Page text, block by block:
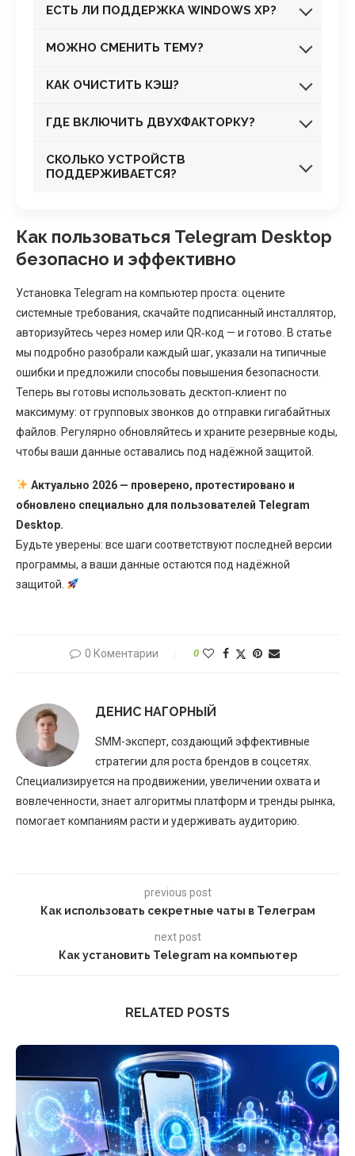
ЕСТЬ ЛИ ПОДДЕРЖКА WINDOWS XP?
МОЖНО СМЕНИТЬ ТЕМУ?
КАК ОЧИСТИТЬ КЭШ?
ГДЕ ВКЛЮЧИТЬ ДВУХФАКТОРКУ?
СКОЛЬКО УСТРОЙСТВ
ПОДДЕРЖИВАЕТСЯ?
Как пользоваться Telegram Desktop
безопасно и эффективно
Установка Telegram на компьютер проста: оцените
системные требования, скачайте подписанный инсталлятор,
авторизуйтесь через номер или QR‑код — и готово. В статье
мы подробно разобрали каждый шаг, указали на типичные
ошибки и предложили способы повышения безопасности.
Теперь вы готовы использовать десктоп‑клиент по
максимуму: от групповых звонков до отправки гигабайтных
файлов. Регулярно обновляйтесь и храните резервные коды,
чтобы ваши данные оставались под надёжной защитой.
Актуально 2026 — проверено, протестировано и
обновлено специально для пользователей Telegram
Desktop.
Будьте уверены: все шаги соответствуют последней версии
программы, а ваши данные остаются под надёжной
защитой.
0 Коментарии 0
ДЕНИС НАГОРНЫЙ
SMM-эксперт, создающий эффективные
стратегии для роста брендов в соцсетях.
Специализируется на продвижении, увеличении охвата и
вовлеченности, знает алгоритмы платформ и тренды рынка,
помогает компаниям расти и удерживать аудиторию.
previous post
Как использовать секретные чаты в Телеграм
next post
Как установить Telegram на компьютер
RELATED POSTS